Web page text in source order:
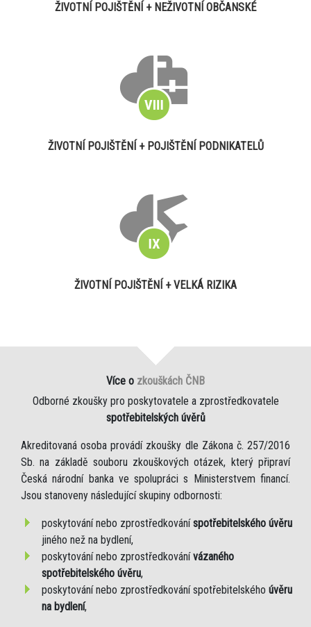
ŽIVOTNÍ POJIŠTĚNÍ + NEŽIVOTNÍ OBČANSKÉ
ŽIVOTNÍ POJIŠTĚNÍ + POJIŠTĚNÍ PODNIKATELŮ
ŽIVOTNÍ POJIŠTĚNÍ + VELKÁ RIZIKA
Více o zkouškách ČNB
Odborné zkoušky pro poskytovatele a zprostředkovatele
spotřebitelských úvěrů
Akreditovaná osoba provádí zkoušky dle Zákona č. 257/2016
Sb. na základě souboru zkouškových otázek, který připraví
Česká národní banka ve spolupráci s Ministerstvem financí.
Jsou stanoveny následující skupiny odbornosti:
poskytování nebo zprostředkováníspotřebitelského úvěru
jiného než na bydlení,
poskytování nebo zprostředkovánívázaného
spotřebitelského úvěru,
poskytování nebo zprostředkování spotřebitelského úvěru
na bydlení,